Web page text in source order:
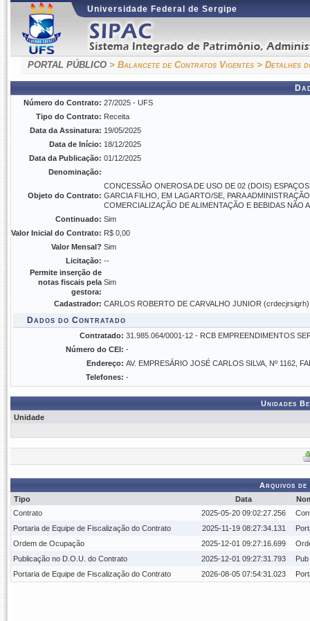
Universidade Federal de Sergipe
PORTAL PÚBLICO > Balancete de Contratos Vigentes > Detalhes
Número do Contrato: 27/2025 - UFS
Tipo do Contrato: Receita
Data da Assinatura: 19/05/2025
Data de Início: 18/12/2025
Data da Publicação: 01/12/2025
Denominação:
Objeto do Contrato:
CONCESSÃO ONEROSA DE USO DE 02 (DOIS)
GARCIA FILHO, EM LAGARTO/SE, PARA
COMERCIALIZAÇÃO DE ALIMENTAÇÃO E BEBIDAS NÃO
Continuado: Sim
Valor Inicial do Contrato: R$ 0,00
Valor Mensal? Sim
Licitação: --
Permite inserção de
notas fiscais pela
gestora:
Sim
Cadastrador: CARLOS ROBERTO DE CARVALHO JUNIOR (crdecjrsigrh)
Dados do Contratado
Contratado: 31.985.064/0001-12 - RCB EMPREENDIMENTOS
Número do CEI: -
Endereço: AV. EMPRESÁRIO JOSÉ CARLOS SILVA, Nº 1162,
Telefones: -
Unidades
Unidade
Arquivos
Tipo
Data
Contrato
2025-05-20 09:02:27.256
Portaria de Equipe de Fiscalização do Contrato
2025-11-19 08:27:34.131
Ordem de Ocupação
2025-12-01 09:27:16.699
Publicação no D.O.U. do Contrato
2025-12-01 09:27:31.793
Portaria de Equipe de Fiscalização do Contrato
2026-08-05 07:54:31.023